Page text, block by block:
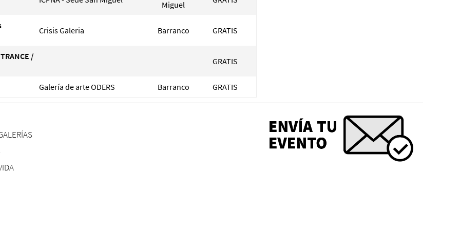
Miguel
Crisis Galeria Barranco GRATIS
/ GRATIS
Galería de arte ODERS Barranco GRATIS